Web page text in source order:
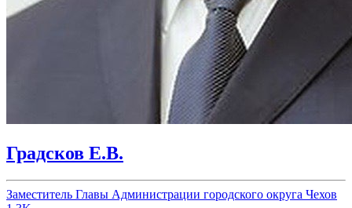
Градсков Е.В.
Заместитель Главы Администрации городского округа Чехов